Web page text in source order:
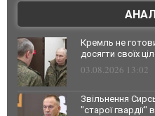
Кремль не
досягти своїх
03.08.2026 13:02
Звільнення
"старої гвардії"